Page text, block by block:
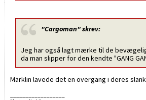
"Cargoman"skrev:
Jeg har også lagt mærke til de
da man slipper for den kendte "GANG
Märklin lavede det en overgang i deres